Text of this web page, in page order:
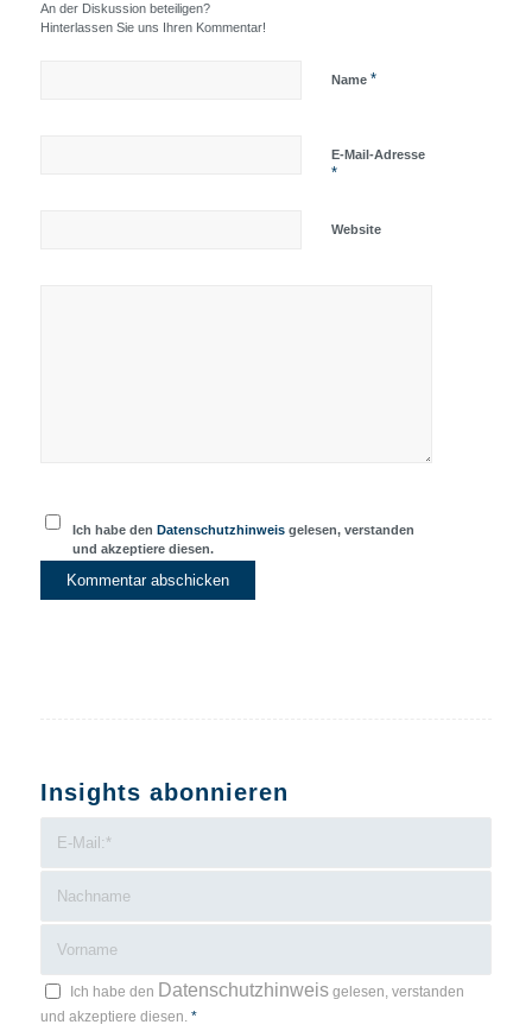
An der Diskussion beteiligen?
Hinterlassen Sie uns Ihren Kommentar!
Name *
E-Mail-Adresse
*
Website
Ich habe den Datenschutzhinweis gelesen, verstanden
und akzeptiere diesen.
Insights abonnieren
Ich habe den Datenschutzhinweisgelesen, verstanden
und akzeptiere diesen. *